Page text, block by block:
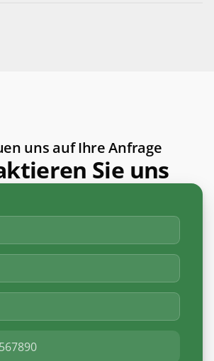
uns auf Ihre Anfrage
Sie uns